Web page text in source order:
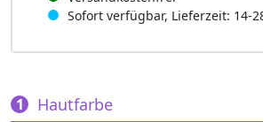
Sofort verfügbar, Lieferzeit: 14-
Hautfarbe